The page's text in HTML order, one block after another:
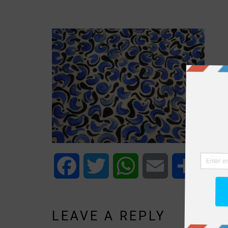
Facebook Twitter WhatsApp Email Share
LEAVE A REPLY